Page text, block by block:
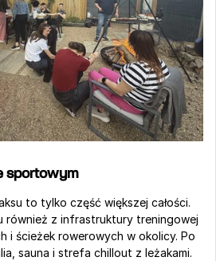
sportowym
to tylko część większej całości.
z infrastruktury treningowej
i ścieżek rowerowych w okolicy. Po
sauna i strefa chillout z leżakami.